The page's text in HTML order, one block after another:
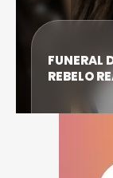
FUNERAL
REBELO